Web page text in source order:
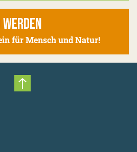
für Mensch und Natur!
Nach oben scrollen